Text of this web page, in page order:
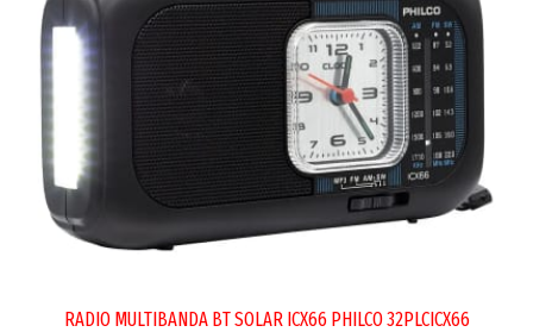
RADIO MULTIBANDA BT SOLAR ICX66 PHILCO 32PLCICX66